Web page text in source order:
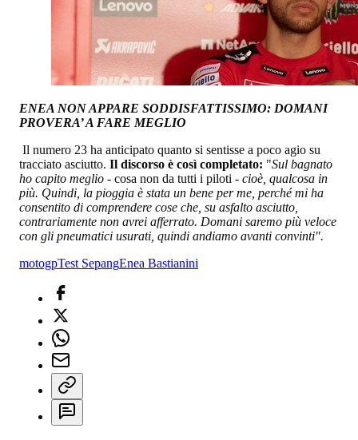
ENEA NON APPARE SODDISFATTISSIMO: DOMANI
PROVERA’ A FARE MEGLIO
Il numero 23 ha anticipato quanto si sentisse a poco agio su
tracciato asciutto. Il discorso è così completato: "Sul bagnato
ho capito meglio - cosa non da tutti i piloti - cioè, qualcosa in
più. Quindi, la pioggia è stata un bene per me, perché mi ha
consentito di comprendere cose che, su asfalto asciutto,
contrariamente non avrei afferrato. Domani saremo più veloce
con gli pneumatici usurati, quindi andiamo avanti convinti".
motogpTest SepangEnea Bastianini